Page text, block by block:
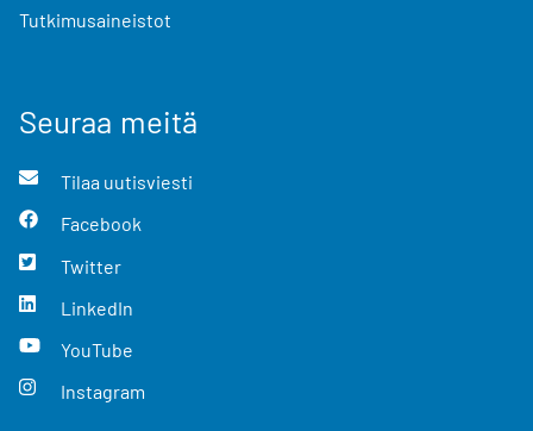
Tutkimusaineistot
Seuraa meitä
Tilaa uutisviesti
Facebook
Twitter
LinkedIn
YouTube
Instagram